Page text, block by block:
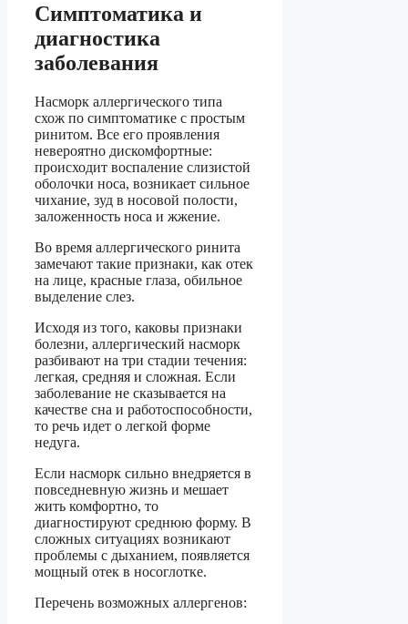
Симптоматика и
диагностика
заболевания
Насморк аллергического типа
схож по симптоматике с простым
ринитом. Все его проявления
невероятно дискомфортные:
происходит воспаление слизистой
оболочки носа, возникает сильное
чихание, зуд в носовой полости,
заложенность носа и жжение.
Во время аллергического ринита
замечают такие признаки, как отек
на лице, красные глаза, обильное
выделение слез.
Исходя из того, каковы признаки
болезни, аллергический насморк
разбивают на три стадии течения:
легкая, средняя и сложная. Если
заболевание не сказывается на
качестве сна и работоспособности,
то речь идет о легкой форме
недуга.
Если насморк сильно внедряется в
повседневную жизнь и мешает
жить комфортно, то
диагностируют среднюю форму. В
сложных ситуациях возникают
проблемы с дыханием, появляется
мощный отек в носоглотке.
Перечень возможных аллергенов: